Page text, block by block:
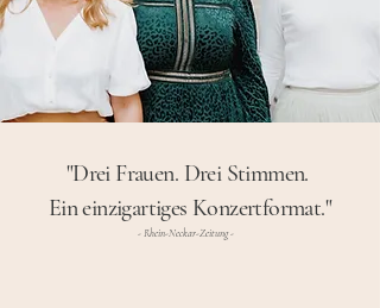
"Drei Frauen. Drei Stimmen.
Ein einzigartiges Konzertformat."
- Rhein-Neckar-Zeitung -